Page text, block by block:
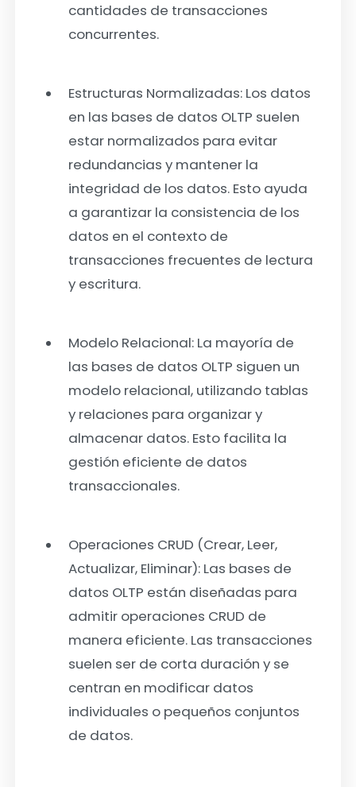
cantidades de transacciones
concurrentes.
Estructuras Normalizadas: Los datos
en las bases de datos OLTP suelen
estar normalizados para evitar
redundancias y mantener la
integridad de los datos. Esto ayuda
a garantizar la consistencia de los
datos en el contexto de
transacciones frecuentes de lectura
y escritura.
Modelo Relacional: La mayoría de
las bases de datos OLTP siguen un
modelo relacional, utilizando tablas
y relaciones para organizar y
almacenar datos. Esto facilita la
gestión eficiente de datos
transaccionales.
Operaciones CRUD (Crear, Leer,
Actualizar, Eliminar): Las bases de
datos OLTP están diseñadas para
admitir operaciones CRUD de
manera eficiente. Las transacciones
suelen ser de corta duración y se
centran en modificar datos
individuales o pequeños conjuntos
de datos.